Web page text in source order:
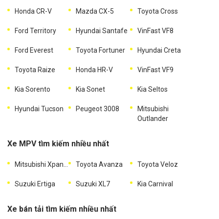
Honda CR-V Mazda CX-5 Toyota Cross
Ford Territory Hyundai Santafe VinFast VF8
Ford Everest Toyota Fortuner Hyundai Creta
Toyota Raize Honda HR-V VinFast VF9
Kia Sorento Kia Sonet Kia Seltos
Hyundai Tucson Peugeot 3008
Mitsubishi
Outlander
Xe MPV tìm kiếm nhiều nhất
Toyota Avanza Toyota Veloz
Suzuki Ertiga Suzuki XL7 Kia Carnival
Xe bán tải tìm kiếm nhiều nhất